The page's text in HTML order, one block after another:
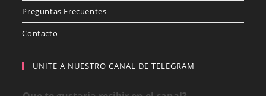
Preguntas Frecuentes
Contacto
UNITE A NUESTRO CANAL DE TELEGRAM